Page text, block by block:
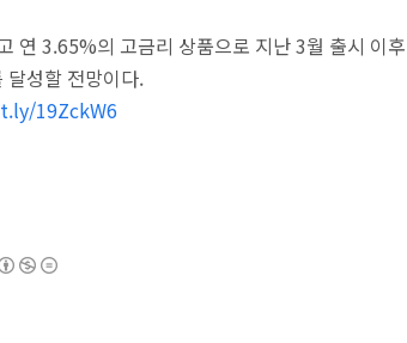
연 3.65%의 고금리 상품으로 지난 3월 출시 이
달성할 전망이다.
19ZckW6